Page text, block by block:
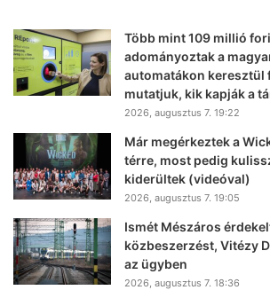
Több mint 109 millió
adományoztak a
automatákon keresztül
mutatjuk, kik kapják a
2026, augusztus 7. 19:22
Már megérkeztek a
térre, most pedig
kiderültek (videóval)
2026, augusztus 7. 19:05
Ismét Mészáros
közbeszerzést, Vitézy
az ügyben
2026, augusztus 7. 18:36